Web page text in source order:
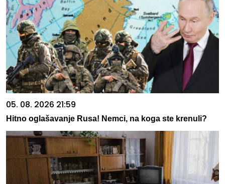
05. 08. 2026 21:59
Hitno oglašavanje Rusa! Nemci, na koga ste krenuli?